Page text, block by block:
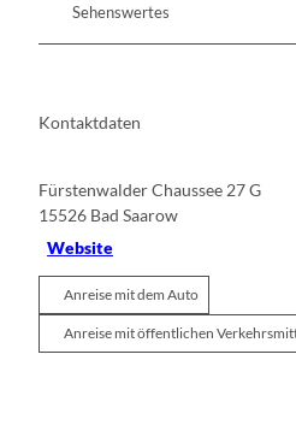
Sehenswertes
Kontaktdaten
Fürstenwalder Chaussee 27 G
15526 Bad Saarow
Website
Anreise mit dem Auto
Anreise mit öffentlichen